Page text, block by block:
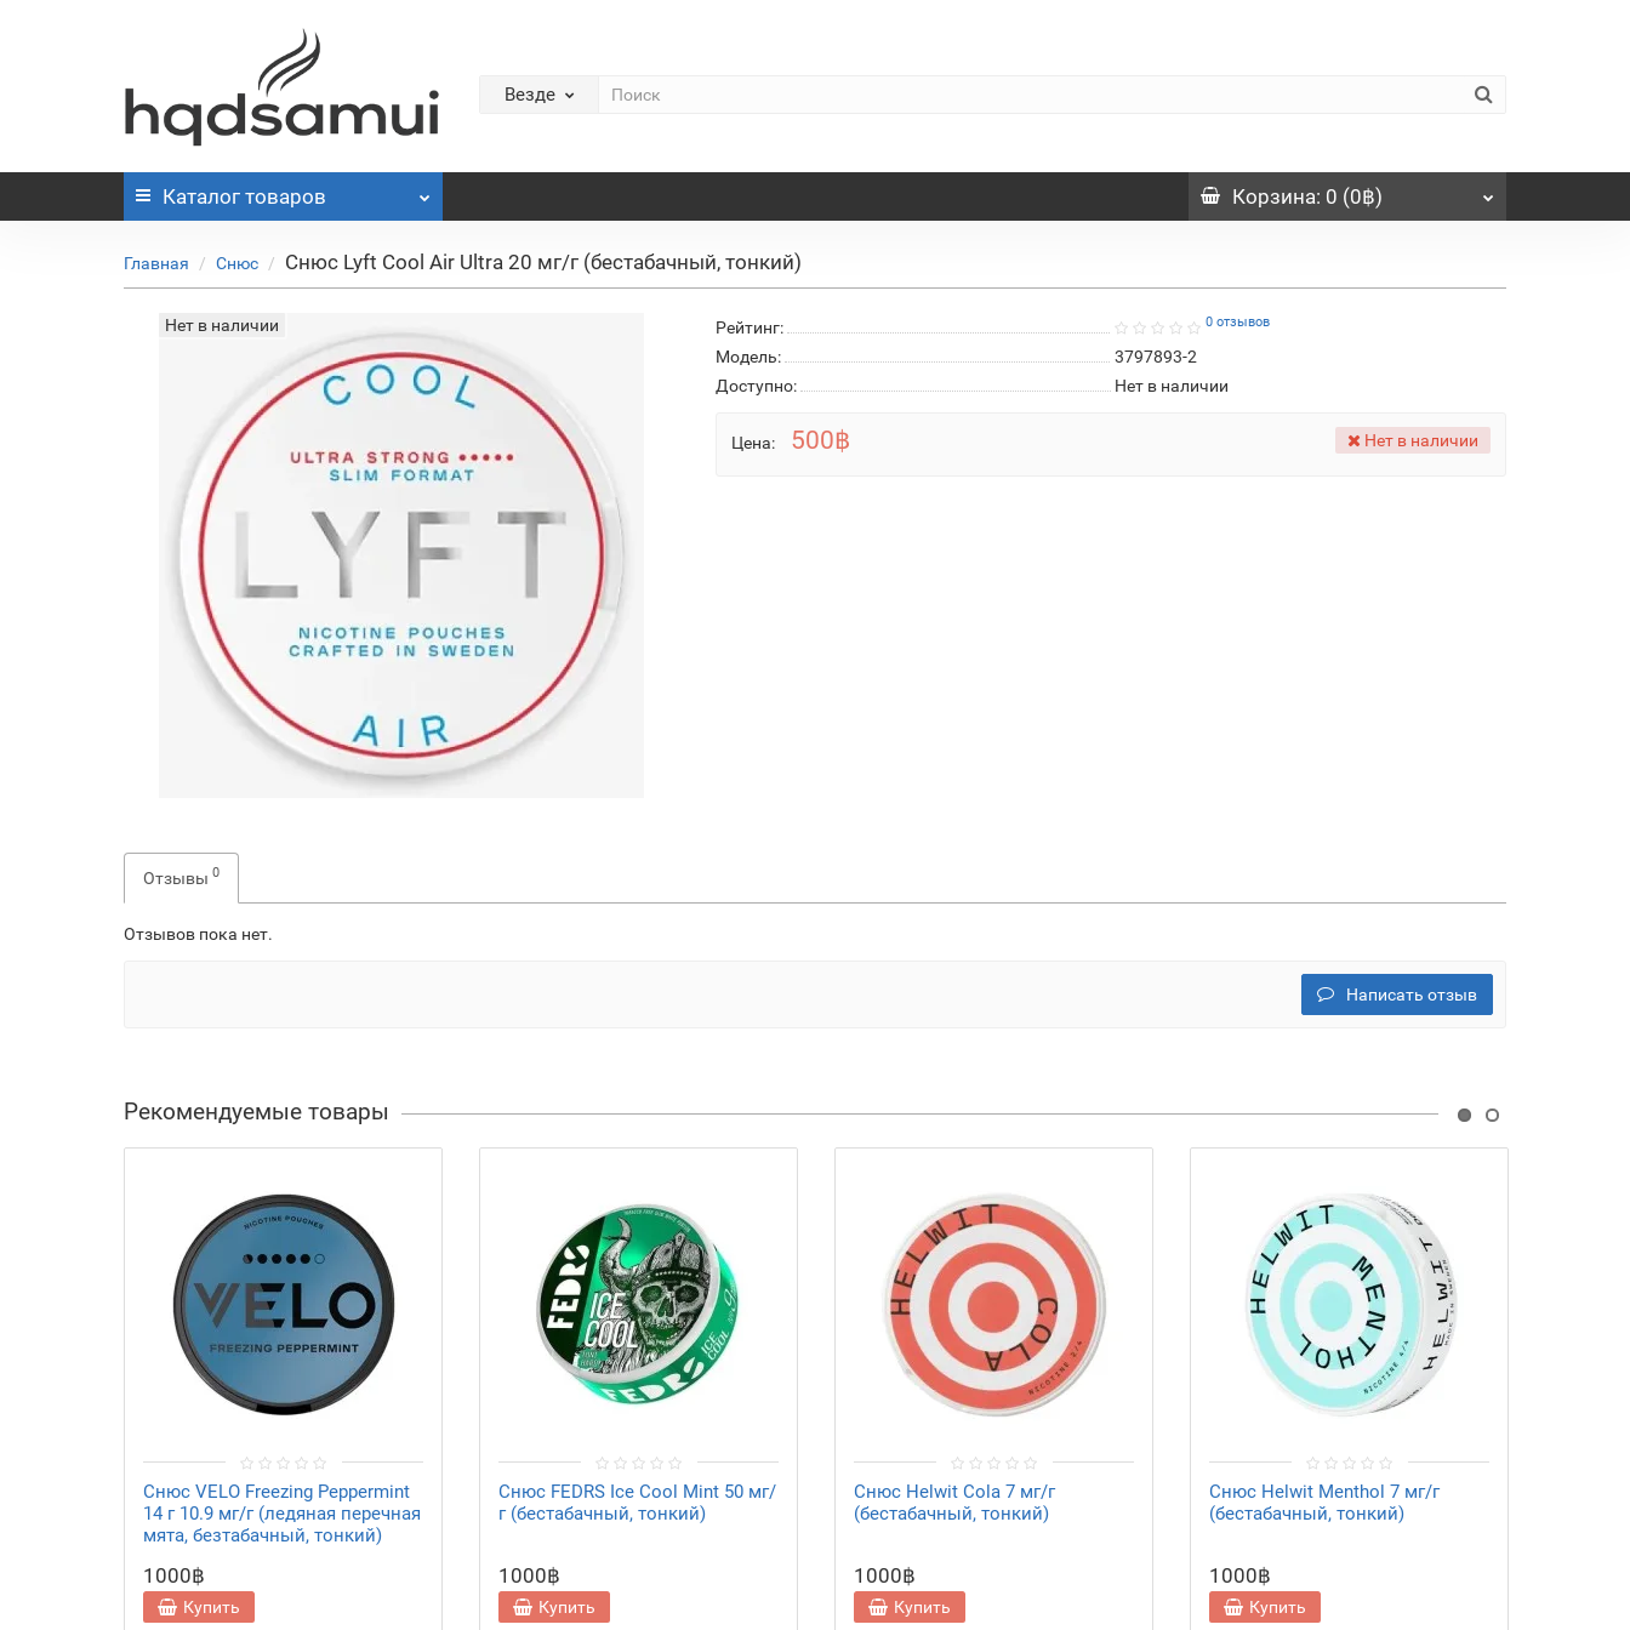
Везде
Каталог товаров Корзина: 0 (0฿)
Главная Снюс Снюс Lyft Cool Air Ultra 20 мг/г (бестабачный, тонкий)
Нет в наличии Рейтинг: 0 отзывов
Модель:
3797893-2
Доступно:
Нет в наличии
Цена: 500฿ Нет в наличии
Отзывы 0
Отзывов пока нет.
Написать отзыв
Рекомендуемые товары
Снюс VELO Freezing Peppermint
14 г 10.9 мг/г (ледяная перечная
мята, безтабачный, тонкий)
1000฿
Купить
Снюс FEDRS Ice Cool Mint 50 мг/
г (бестабачный, тонкий)
1000฿
Купить
Снюс Helwit Cola 7 мг/г
(бестабачный, тонкий)
1000฿
Купить
Снюс Helwit Menthol 7 мг/г
(бестабачный, тонкий)
1000฿
Купить